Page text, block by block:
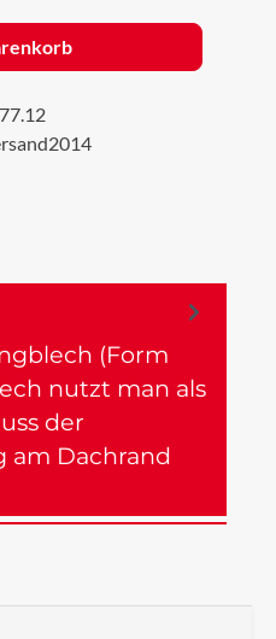
(Form
nutzt man als
der
am Dachrand